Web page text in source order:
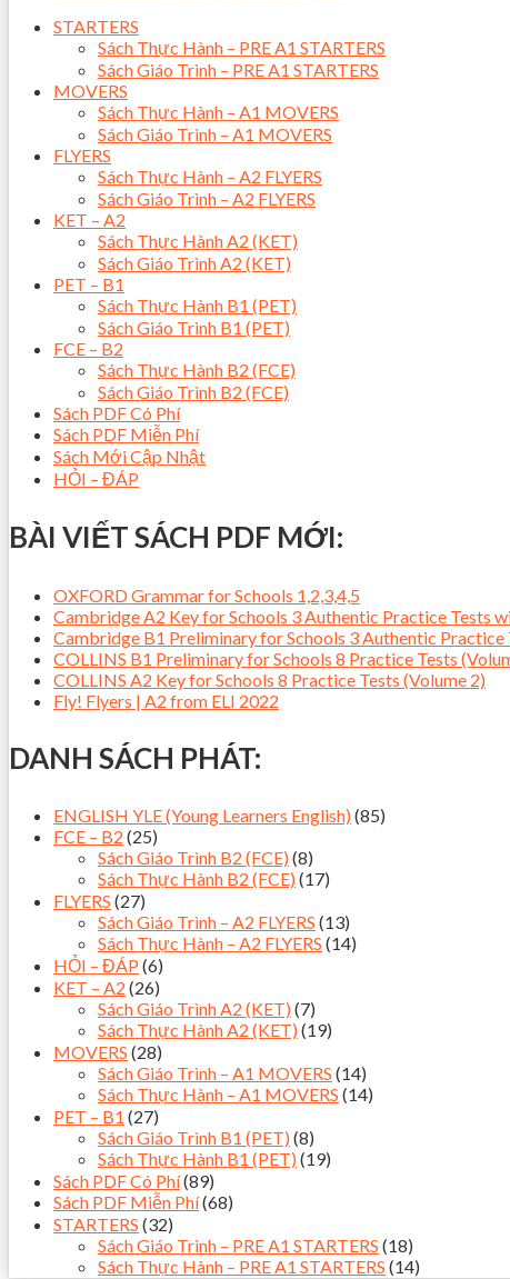
STARTERS
Sách Thực Hành – PRE A1 STARTERS
Sách Giáo Trình – PRE A1 STARTERS
MOVERS
Sách Thực Hành – A1 MOVERS
Sách Giáo Trình – A1 MOVERS
FLYERS
Sách Thực Hành – A2 FLYERS
Sách Giáo Trình – A2 FLYERS
KET – A2
Sách Thực Hành A2 (KET)
Sách Giáo Trình A2 (KET)
PET – B1
Sách Thực Hành B1 (PET)
Sách Giáo Trình B1 (PET)
FCE – B2
Sách Thực Hành B2 (FCE)
Sách Giáo Trình B2 (FCE)
Sách PDF Có Phí
Sách PDF Miễn Phí
Sách Mới Cập Nhật
HỎI – ĐÁP
BÀI VIẾT SÁCH PDF MỚI:
OXFORD Grammar for Schools 1,2,3,4,5
Cambridge A2 Key for Schools 3 Authentic Practice Tests
Cambridge B1 Preliminary for Schools 3 Authentic Practice
COLLINS B1 Preliminary for Schools 8 Practice Tests
COLLINS A2 Key for Schools 8 Practice Tests (Volume 2)
Fly! Flyers | A2 from ELI 2022
DANH SÁCH PHÁT:
ENGLISH YLE (Young Learners English) (85)
FCE – B2 (25)
Sách Giáo Trình B2 (FCE) (8)
Sách Thực Hành B2 (FCE) (17)
FLYERS (27)
Sách Giáo Trình – A2 FLYERS (13)
Sách Thực Hành – A2 FLYERS (14)
HỎI – ĐÁP (6)
KET – A2 (26)
Sách Giáo Trình A2 (KET) (7)
Sách Thực Hành A2 (KET) (19)
MOVERS (28)
Sách Giáo Trình – A1 MOVERS (14)
Sách Thực Hành – A1 MOVERS (14)
PET – B1 (27)
Sách Giáo Trình B1 (PET) (8)
Sách Thực Hành B1 (PET) (19)
Sách PDF Có Phí(89)
Sách PDF Miễn Phí(68)
STARTERS (32)
Sách Giáo Trình – PRE A1 STARTERS (18)
Sách Thực Hành – PRE A1 STARTERS (14)